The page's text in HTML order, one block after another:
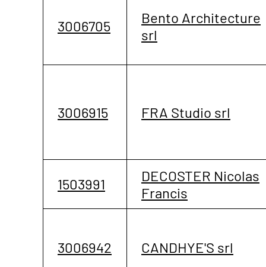
3006705
Bento Architecture
srl
3006915 FRA Studio srl
1503991
DECOSTER Nicolas
Francis
3006942 CANDHYE'S srl